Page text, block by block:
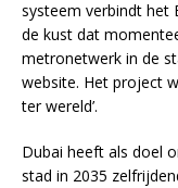
systeem verbindt het
de kust dat
metronetwerk in de
website. Het project
ter wereld’.
Dubai heeft als doel
stad in 2035